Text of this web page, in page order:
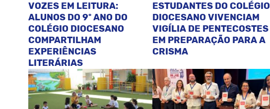
VOZES EM LEITURA:
ALUNOS DO 9º ANO DO
COLÉGIO DIOCESANO
COMPARTILHAM
EXPERIÊNCIAS
LITERÁRIAS
ESTUDANTES DO COLÉGIO
DIOCESANO VIVENCIAM
VIGÍLIA DE PENTECOSTES
EM PREPARAÇÃO PARA A
CRISMA